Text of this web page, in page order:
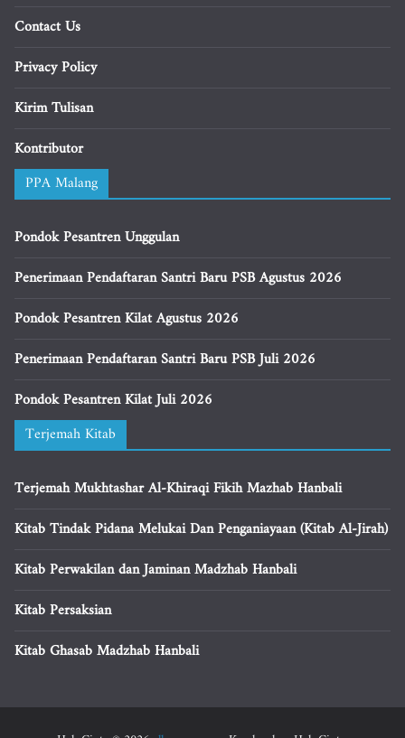
Contact Us
Privacy Policy
Kirim Tulisan
Kontributor
PPA Malang
Pondok Pesantren Unggulan
Penerimaan Pendaftaran Santri Baru PSB Agustus 2026
Pondok Pesantren Kilat Agustus 2026
Penerimaan Pendaftaran Santri Baru PSB Juli 2026
Pondok Pesantren Kilat Juli 2026
Terjemah Kitab
Terjemah Mukhtashar Al-Khiraqi Fikih Mazhab Hanbali
Kitab Tindak Pidana Melukai Dan Penganiayaan (Kitab Al-Jirah)
Kitab Perwakilan dan Jaminan Madzhab Hanbali
Kitab Persaksian
Kitab Ghasab Madzhab Hanbali